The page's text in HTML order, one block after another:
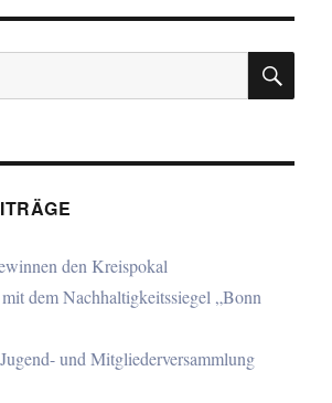
den Kreispokal
dem Nachhaltigkeitssiegel „Bonn
und Mitgliederversammlung